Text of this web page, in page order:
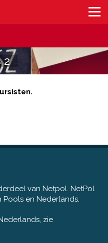
2
van Netpol. NetPol
Pools en Nederlands.
zie